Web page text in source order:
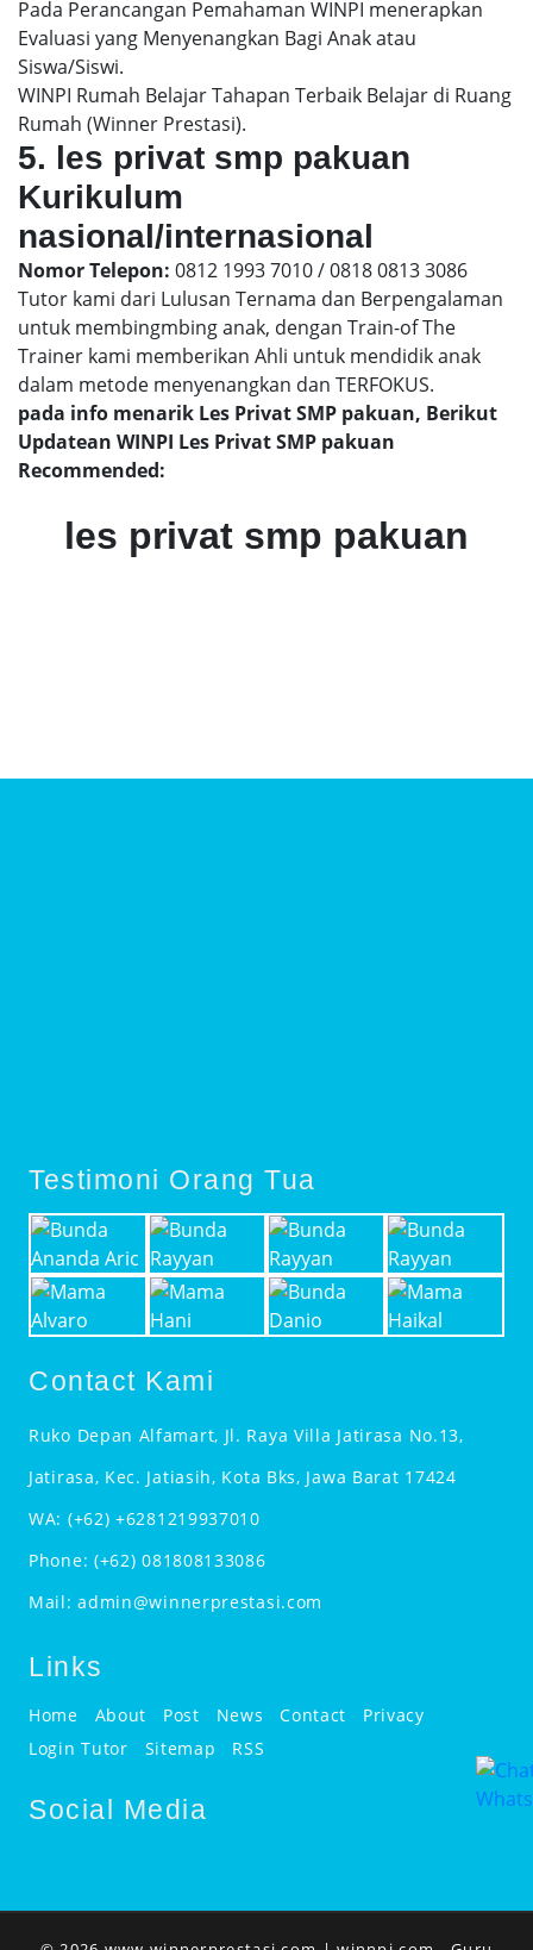
Pada Perancangan Pemahaman WINPI menerapkan
Evaluasi yang Menyenangkan Bagi Anak atau
Siswa/Siswi.
WINPI Rumah Belajar Tahapan Terbaik Belajar di Ruang
Rumah (Winner Prestasi).
5. les privat smp pakuan
Kurikulum
nasional/internasional
Nomor Telepon: 0812 1993 7010 / 0818 0813 3086
Tutor kami dari Lulusan Ternama dan Berpengalaman
untuk membingmbing anak, dengan Train-of The
Trainer kami memberikan Ahli untuk mendidik anak
dalam metode menyenangkan dan TERFOKUS.
pada info menarik Les Privat SMP pakuan, Berikut
Updatean WINPI Les Privat SMP pakuan
Recommended:
les privat smp pakuan
Testimoni Orang Tua
Contact Kami
Ruko Depan Alfamart, Jl. Raya Villa Jatirasa No.13,
Jatirasa, Kec. Jatiasih, Kota Bks, Jawa Barat 17424
WA: (+62) +6281219937010
Phone: (+62) 081808133086
Mail:admin@winnerprestasi.com
Links
Home About Post News Contact
Privacy
Login Tutor
Sitemap RSS
Social Media